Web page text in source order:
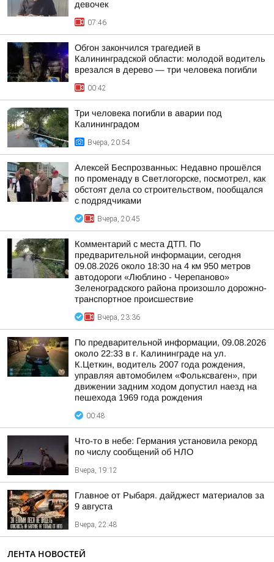
девочек
07:46
Обгон закончился трагедией в
Калининградской области: молодой водитель
врезался в дерево — три человека погибли
00:42
Три человека погибли в аварии под
Калининградом
Вчера, 20:54
Алексей Беспрозванных: Недавно прошёлся
по променаду в Светлогорске, посмотрел, как
обстоят дела со строительством, пообщался
с подрядчиками
Вчера, 20:45
Комментарий с места ДТП. По
предварительной информации, сегодня
09.08.2026 около 18:30 на 4 км 950 метров
автодороги «Люблино - Черепаново»
Зеленоградского района произошло дорожно-
транспортное происшествие
Вчера, 23:36
По предварительной информации, 09.08.2026
около 22:33 в г. Калининграде на ул.
К.Цеткин, водитель 2007 года рождения,
управляя автомобилем «Фольксваген», при
движении задним ходом допустил наезд на
пешехода 1969 года рождения
00:48
Что-то в небе: Германия установила рекорд
по числу сообщений об НЛО
Вчера, 19:12
Главное от Рыбаря. дайджест материалов за
9 августа
Вчера, 22:48
ЛЕНТА НОВОСТЕЙ